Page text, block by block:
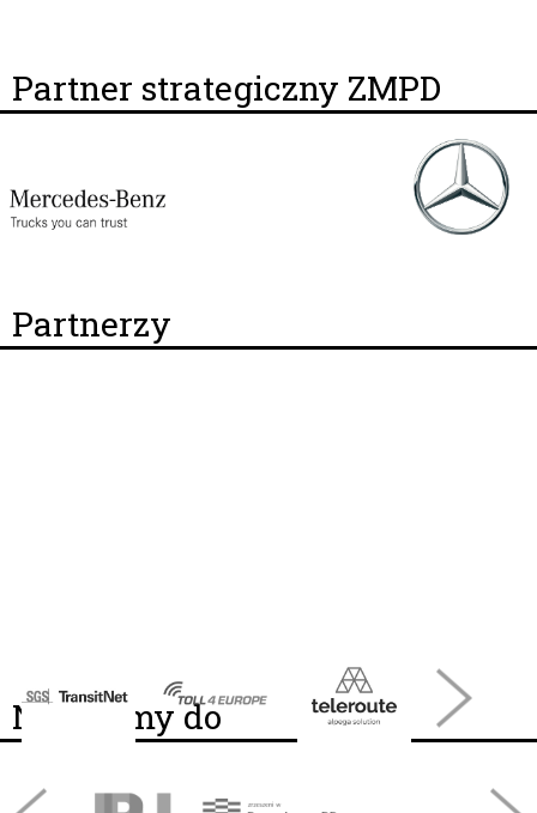
Partner strategiczny ZMPD
Partnerzy
Należymy do